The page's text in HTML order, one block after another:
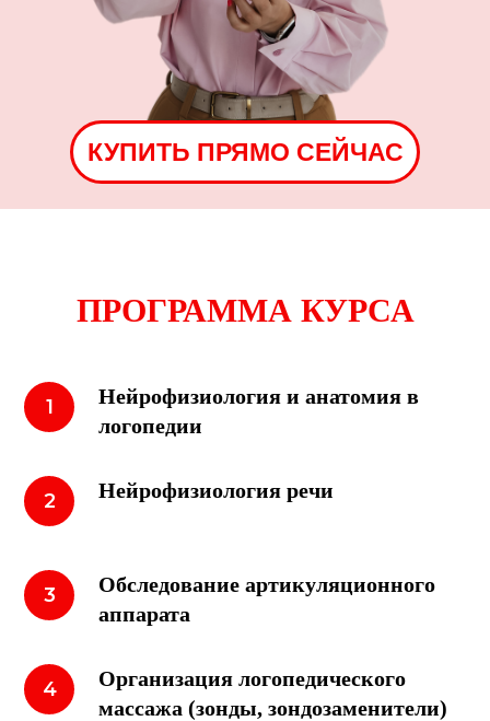
КУПИТЬ ПРЯМО СЕЙЧАС
ПРОГРАММА КУРСА
Нейрофизиология и анатомия в
логопедии
Нейрофизиология речи
Обследование артикуляционного
аппарата
Организация логопедического
массажа (зонды, зондозаменители)